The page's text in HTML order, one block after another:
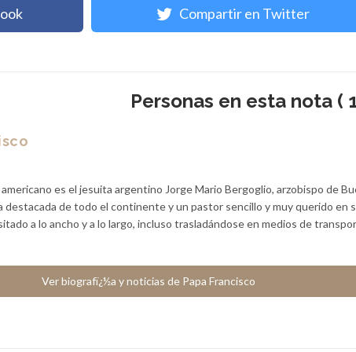
Compartir en Twitter
Personas en esta nota (
americano es el jesuita argentino Jorge Mario Bergoglio, arzobispo de
destacada de todo el continente y un pastor sencillo y muy querido en
a lo ancho y a lo largo, incluso trasladándose en medios de
Ver biografï¿½a y noticias de Papa Francisco